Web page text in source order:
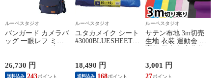
ルーペスタジオ
バンガード カメラバ
ッグ 一眼レフ ミラ
ンカバー付き VEO
CITY S38
26,730 円
送料込み 243
ルーペスタジオ
ユタカメイク シート
#3000BLUESHEET(OB)
無料
18,490 円
送料込み 168
ルーペスタジオ
サテン布地 3m切売
生地 衣装 運動会 体
3,001 円
27